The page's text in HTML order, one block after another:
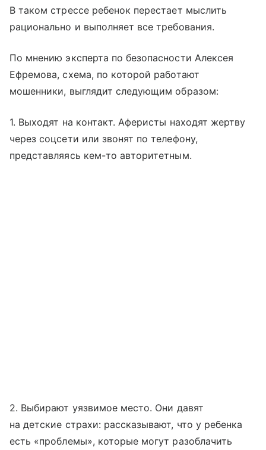
В таком стрессе ребенок перестает мыслить
рационально и выполняет все требования.
По мнению эксперта по безопасности Алексея
Ефремова, схема, по которой работают
мошенники, выглядит следующим образом:
1. Выходят на контакт. Аферисты находят жертву
через соцсети или звонят по телефону,
представляясь кем-то авторитетным.
2. Выбирают уязвимое место. Они давят
на детские страхи: рассказывают, что у ребенка
есть «проблемы», которые могут разоблачить